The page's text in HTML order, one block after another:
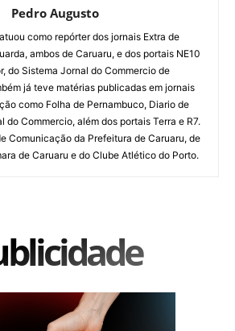
Pedro Augusto
como repórter dos jornais Extra de
ambos de Caruaru, e dos portais NE10
do Sistema Jornal do Commercio de
já teve matérias publicadas em jornais
como Folha de Pernambuco, Diario de
do Commercio, além dos portais Terra e R7.
Comunicação da Prefeitura de Caruaru, de
de Caruaru e do Clube Atlético do Porto.